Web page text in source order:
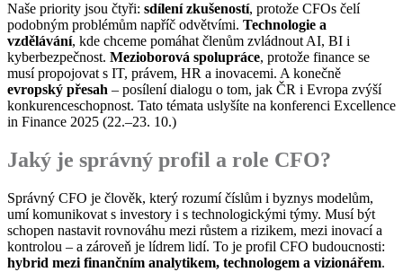
Naše priority jsou čtyři: sdílení zkušeností, protože CFOs čelí
podobným problémům napříč odvětvími. Technologie a
vzdělávání, kde chceme pomáhat členům zvládnout AI, BI i
kyberbezpečnost. Mezioborová spolupráce, protože finance se
musí propojovat s IT, právem, HR a inovacemi. A konečně
evropský přesah – posílení dialogu o tom, jak ČR i Evropa zvýší
konkurenceschopnost. Tato témata uslyšíte na konferenci Excellence
in Finance 2025 (22.–23. 10.)
Jaký je správný profil a role CFO?
Správný CFO je člověk, který rozumí číslům i byznys modelům,
umí komunikovat s investory i s technologickými týmy. Musí být
schopen nastavit rovnováhu mezi růstem a rizikem, mezi inovací a
kontrolou – a zároveň je lídrem lidí. To je profil CFO budoucnosti:
hybrid mezi finančním analytikem, technologem a vizionářem.